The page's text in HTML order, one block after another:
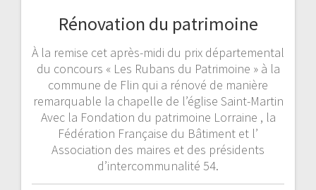
Rénovation du patrimoine
À la remise cet après-midi du prix départemental
du concours « Les Rubans du Patrimoine » à la
commune de Flin qui a rénové de manière
remarquable la chapelle de l’église Saint-Martin
Avec la Fondation du patrimoine Lorraine , la
Fédération Française du Bâtiment et l’
Association des maires et des présidents
d’intercommunalité 54.